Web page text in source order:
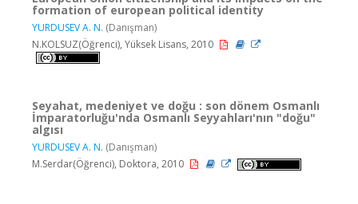
formation of european political identity
YURDUSEV A. N. (Danışman)
N.KOLSUZ(Öğrenci), Yüksek Lisans, 2010
Seyahat, medeniyet ve doğu : son dönem Osmanlı
İmparatorluğu'nda Osmanlı Seyyahları'nın "doğu"
algısı
YURDUSEV A. N. (Danışman)
M.Serdar(Öğrenci), Doktora, 2010